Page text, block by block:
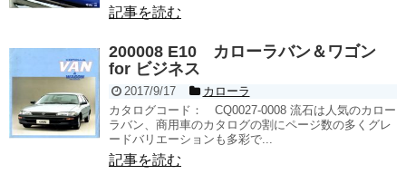
記事を読む
200008 E10 カローラバン＆ワゴン
for ビジネス
2017/9/17
カローラ
カタログコード： CQ0027-0008 流石は人気のカロー
ラバン、商用車のカタログの割にページ数の多くグレ
ードバリエーションも多彩で...
記事を読む